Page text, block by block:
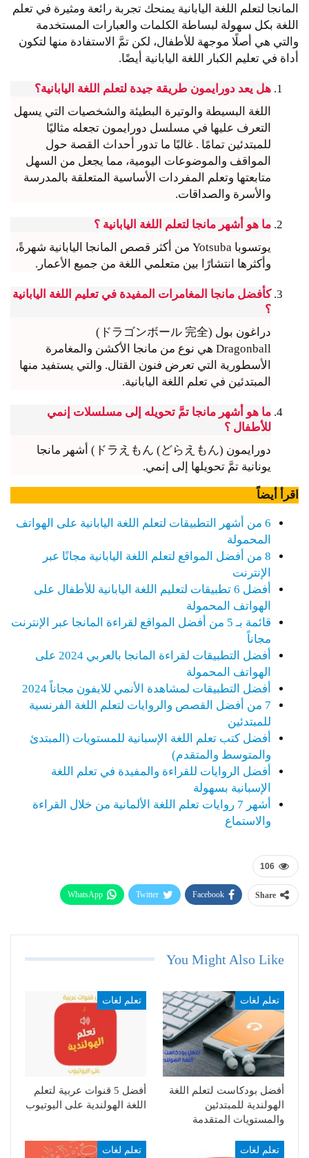
المانجا لتعلم اللغة اليابانية يمنحك تجربة رائعة ومثيرة في تعلم
اللغة بكل سهولة لبساطة الكلمات والعبارات المستخدمة
والتي هي أصلًا موجهة للأطفال، لكن تمَّ الاستفادة منها لتكون
أداة في تعليم الكبار اللغة اليابانية أيضًا.
هل يعد دورايمون طريقة جيدة لتعلم اللغة اليابانية؟
اللغة البسيطة والوتيرة البطيئة والشخصيات التي يسهل
التعرف عليها في مسلسل دورايمون تجعله مثاليًا
للمبتدئين تمامًا . غالبًا ما تدور أحداث القصة حول
المواقف والموضوعات اليومية، مما يجعل من السهل
متابعتها وتعلم المفردات الأساسية المتعلقة بالمدرسة
والأسرة والصداقات.
ما هو أشهر مانجا لتعلم اللغة اليابانية ؟
يوتسوبا Yotsuba من أكثر قصص المانجا اليابانية شهرةً،
وأكثرها انتشارًا بين متعلمي اللغة من جميع الأعمار.
كأفضل مانجا المغامرات المفيدة في تعليم اللغة اليابانية
؟
دراغون بول (ドラゴンボール 完全)
Dragonball هي نوع من مانجا الأكشن والمغامرة
الأسطورية التي تعرض فنون القتال. والتي يستفيد منها
المبتدئين في تعلم اللغة اليابانية.
ما هو أشهر مانجا تمَّ تحويله إلى مسلسلات إنمي
للأطفال ؟
دورايمون ドラえもん (どらえもん)) أشهر مانجا
يونانية تمَّ تحويلها إلى إنمي.
اقرأ أيضاً
6 من أشهر التطبيقات لتعلم اللغة اليابانية على الهواتف
المحمولة
8 من أفضل المواقع لتعلم اللغة اليابانية مجانًا عبر
الإنترنت
أفضل 6 تطبيقات لتعليم اللغة اليابانية للأطفال على
الهواتف المحمولة
قائمة بـ 5 من أفضل المواقع لقراءة المانجا عبر الإنترنت
مجاناً
أفضل التطبيقات لقراءة المانجا بالعربي 2024 على
الهواتف المحمولة
أفضل التطبيقات لمشاهدة الأنمي للايفون مجاناً 2024
7 من أفضل القصص والروايات لتعلم اللغة الفرنسية
للمبتدئين
أفضل كتب تعلم اللغة الإسبانية للمستويات (المبتدئ
والمتوسط والمتقدم)
أفضل الروايات للقراءة والمفيدة في تعلم اللغة
الإسبانية بسهولة
أشهر 7 روايات تعلم اللغة الألمانية من خلال القراءة
والاستماع
106
Share
Facebook
Twitter
WhatsApp
You Might Also Like
تعلم لغات
أفضل بودكاست لتعلم اللغة
الهولندية للمبتدئين
والمستويات المتقدمة
تعلم لغات
أفضل 5 قنوات عربية لتعلم
اللغة الهولندية على اليوتيوب
تعلم لغات تعلم لغات